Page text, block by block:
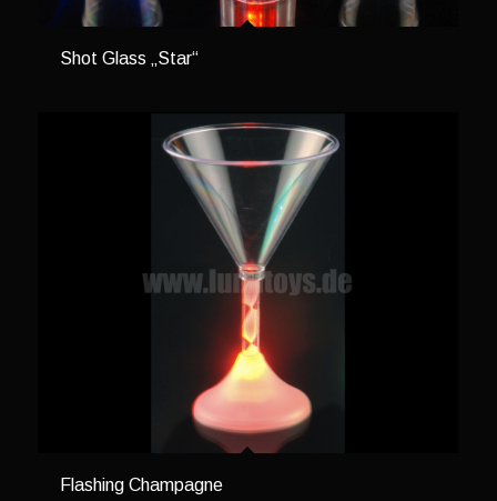
Shot Glass „Star“
Flashing Champagne